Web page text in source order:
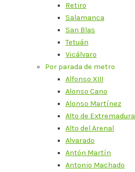
Retiro
Salamanca
San Blas
Tetuán
Vicálvaro
Por parada de metro
Alfonso XIII
Alonso Cano
Alonso Martínez
Alto de Extremadura
Alto del Arenal
Alvarado
Antón Martín
Antonio Machado